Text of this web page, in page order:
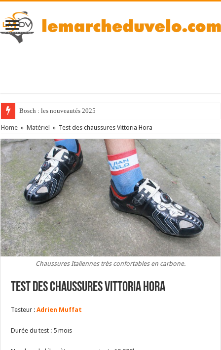
Bosch : les nouveautés 2025
Home » Matériel » Test des chaussures Vittoria Hora
Chaussures Italiennes très confortables en carbone.
Test des chaussures Vittoria Hora
Testeur :Adrien Muffat
Durée du test : 5 mois